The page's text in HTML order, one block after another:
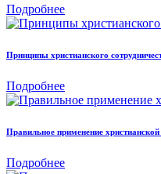
Подробнее
Принципы христианского
Подробнее
Правильное применение
Подробнее